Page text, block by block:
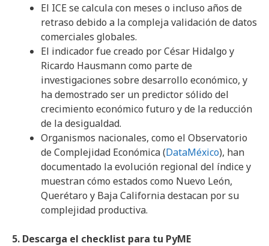
El ICE se calcula con meses o incluso años de
retraso debido a la compleja validación de datos
comerciales globales.
El indicador fue creado por César Hidalgo y
Ricardo Hausmann como parte de
investigaciones sobre desarrollo económico, y
ha demostrado ser un predictor sólido del
crecimiento económico futuro y de la reducción
de la desigualdad.
Organismos nacionales, como el Observatorio
de Complejidad Económica (DataMéxico), han
documentado la evolución regional del índice y
muestran cómo estados como Nuevo León,
Querétaro y Baja California destacan por su
complejidad productiva.
5. Descarga el checklist para tu PyME